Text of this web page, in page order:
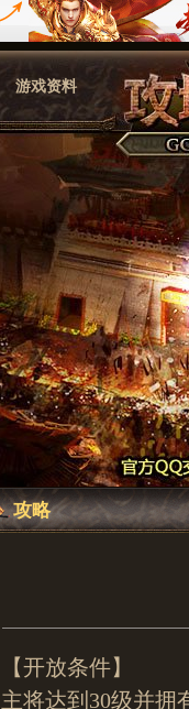
游戏资料
攻略
【开放条件】
主将达到30级并拥